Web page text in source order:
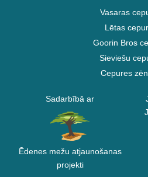
Vasaras
Lētas
Goorin Bros
Sieviešu
Cepures
Sadarbībā ar
Ēdenes mežu atjaunošanas
projekti